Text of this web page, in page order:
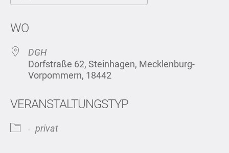
WO
DGH
Dorfstraße 62, Steinhagen, Mecklenburg-
Vorpommern, 18442
VERANSTALTUNGSTYP
privat